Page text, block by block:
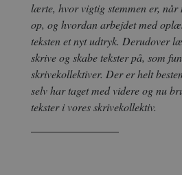
lærte, hvor vigtig stemmen er, når
op, og hvordan arbejdet med
teksten et nyt udtryk. Derudover
skrive og skabe tekster på, som
skrivekollektiver. Der er helt
selv har taget med videre og nu
tekster i vores skrivekollektiv.